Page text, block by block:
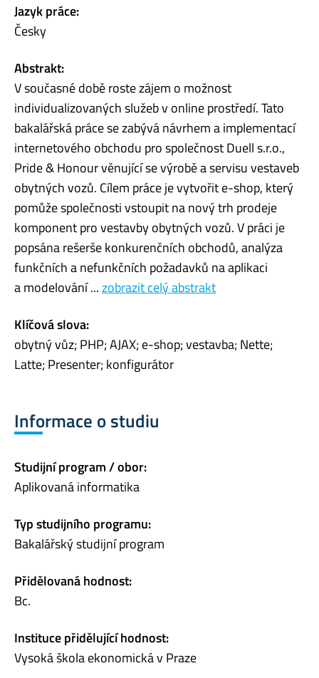
Jazyk práce:
Česky
Abstrakt:
V současné době roste zájem o možnost
individualizovaných služeb v online prostředí. Tato
bakalářská práce se zabývá návrhem a implementací
internetového obchodu pro společnost Duell s.r.o.,
Pride & Honour věnující se výrobě a servisu vestaveb
obytných vozů. Cílem práce je vytvořit e-shop, který
pomůže společnosti vstoupit na nový trh prodeje
komponent pro vestavby obytných vozů. V práci je
popsána rešerše konkurenčních obchodů, analýza
funkčních a nefunkčních požadavků na aplikaci
a modelování ...zobrazit celý abstrakt
Klíčová slova:
obytný vůz; PHP; AJAX; e-shop; vestavba; Nette;
Latte; Presenter; konfigurátor
Informace o studiu
Studijní program / obor:
Aplikovaná informatika
Typ studijního programu:
Bakalářský studijní program
Přidělovaná hodnost:
Bc.
Instituce přidělující hodnost:
Vysoká škola ekonomická v Praze